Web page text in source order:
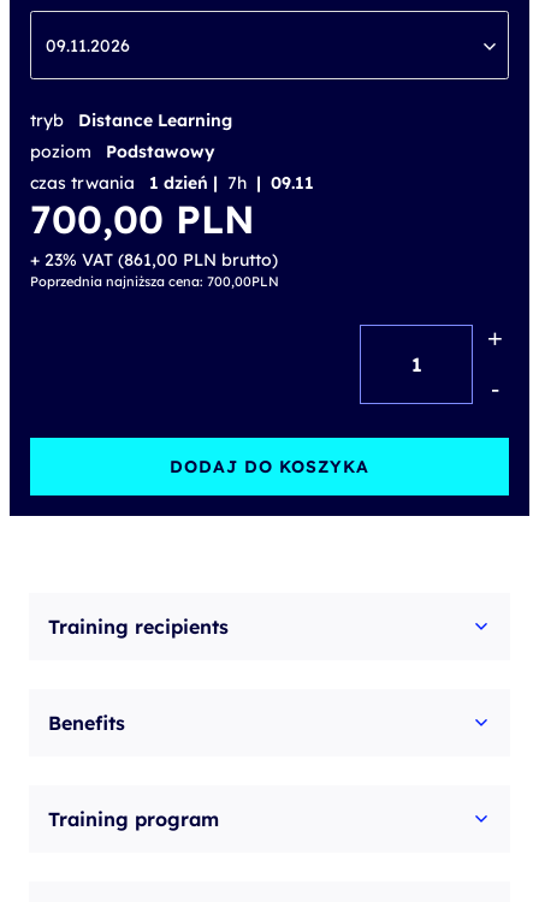
09.11.2026
tryb
Distance Learning
poziom
Podstawowy
czas trwania
1 dzień | 7h | 09.11
700,00 PLN
+ 23% VAT (861,00 PLN brutto)
Poprzednia najniższa cena: 700,00PLN
–
Cyber
+
-
DODAJ DO KOSZYKA
Training recipients
Benefits
Training program